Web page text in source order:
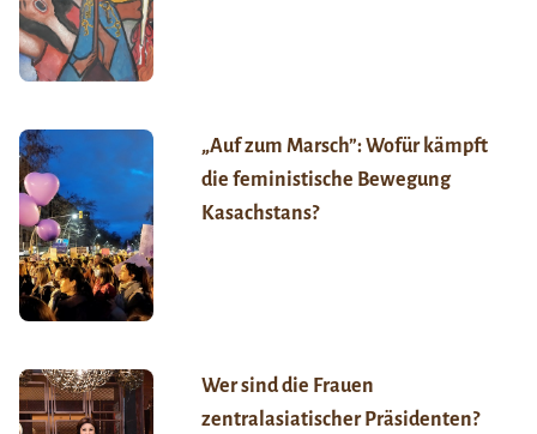
„Auf zum Marsch”: Wofür kämpft
die feministische Bewegung
Kasachstans?
Wer sind die Frauen
zentralasiatischer Präsidenten?